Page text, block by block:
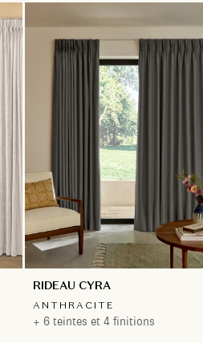
RIDEAU CYRA
ANTHRACITE
+ 6 teintes et 4 finitions